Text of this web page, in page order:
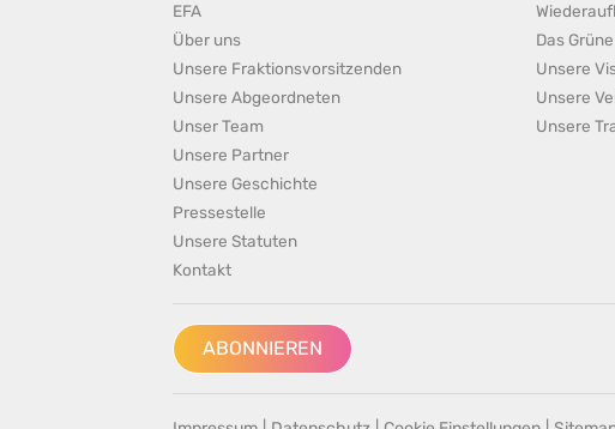
EFA
Über uns
Unsere Fraktionsvorsitzenden
Unsere Abgeordneten
Unser Team
Unsere Partner
Unsere Geschichte
Pressestelle
Unsere Statuten
Kontakt
Das
Unsere
Unsere
Unsere
ABONNIEREN